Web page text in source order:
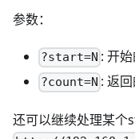
参数：
?start=N : 开
?count=N : 返
还可以继续处理某